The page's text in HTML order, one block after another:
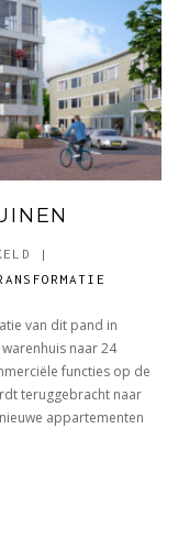
VOOR
TRANSFORMATIE
|
van dit pand in
naar 24
functies op de
teruggebracht naar
appartementen